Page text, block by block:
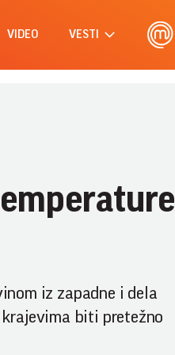
VIDEO VESTI
iz zapadne i dela
krajevima biti pretežno